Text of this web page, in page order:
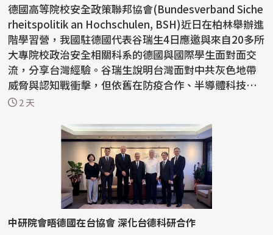
德國高等院校安全政策聯邦協會(Bundesverband Siche
rheitspolitik an Hochschulen, BSH)近日在柏林舉辦進
階學習營，我國駐德國代表谷瑞生4日應邀與來自20多所
大專院校政治安全相關科系的德國與國際學生面對面交
流，分享台灣經驗。谷瑞生說明台灣面對中共灰色地帶
威脅與認知戰衝擊，但依舊在防疫合作、半導體科技到
建立...
2 天
中研院會晤德國在台協會 深化台德科研合作